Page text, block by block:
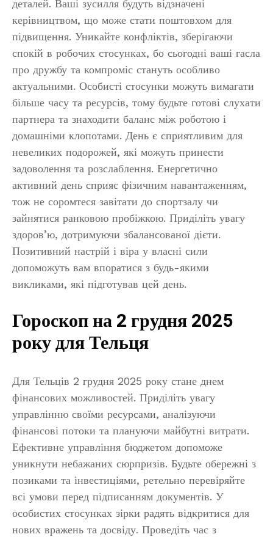
деталей. Ваші зусилля будуть відзначені
керівництвом, що може стати поштовхом для
підвищення. Уникайте конфліктів, зберігаючи
спокій в робочих стосунках, бо сьогодні ваші гасла
про дружбу та компроміс стануть особливо
актуальними. Особисті стосунки можуть вимагати
більше часу та ресурсів, тому будьте готові слухати
партнера та знаходити баланс між роботою і
домашніми клопотами. День є сприятливим для
невеликих подорожей, які можуть принести
задоволення та розслаблення. Енергетично
активний день сприяє фізичним навантаженням,
тож не соромтеся завітати до спортзалу чи
зайнятися ранковою пробіжкою. Приділіть увагу
здоров’ю, дотримуючи збалансованої дієти.
Позитивний настрій і віра у власні сили
допоможуть вам впоратися з будь-якими
викликами, які підготував цей день.
Гороскоп на 2 грудня 2025
року для Тельця
Для Тельців 2 грудня 2025 року стане днем
фінансових можливостей. Приділіть увагу
управлінню своїми ресурсами, аналізуючи
фінансові потоки та плануючи майбутні витрати.
Ефективне управління бюджетом допоможе
уникнути небажаних сюрпризів. Будьте обережні з
позиками та інвестиціями, ретельно перевіряйте
всі умови перед підписанням документів. У
особистих стосунках зірки радять відкритися для
нових вражень та досвіду. Проведіть час з